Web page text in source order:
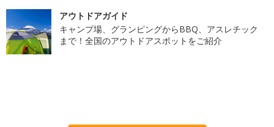
アウトドアガイド
キャンプ場、グランピングからBBQ、アスレチック
まで！全国のアウトドアスポットをご紹介